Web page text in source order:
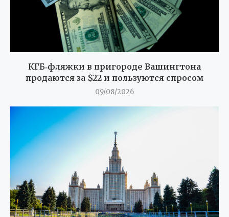
КГБ‑фляжки в пригороде Вашингтона
продаются за $22 и пользуются спросом
09/08/2026